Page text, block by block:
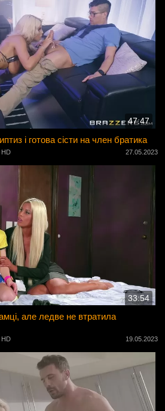
47:47
і готова сісти на член братика
HD 27.05.2023
33:54
але ледве не втратила
HD 19.05.2023